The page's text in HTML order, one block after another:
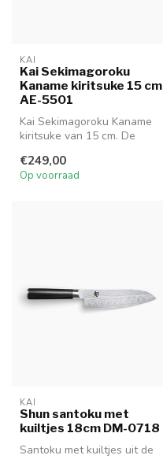
KAI
Kai Sekimagoroku
Kaname kiritsuke 15 cm
AE-5501
Kai Sekimagoroku Kaname
kiritsuke van 15 cm. De
het top...
€249,00
Op voorraad
KAI
Shun santoku met
kuiltjes 18cm DM-0718
Santoku met kuiltjes uit de